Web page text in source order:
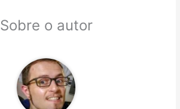
Sobre o autor